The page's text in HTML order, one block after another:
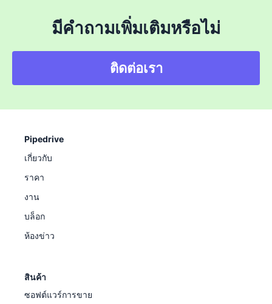
มีคำถามเพิ่มเติมหรือไม่
ติดต่อเรา
Pipedrive
เกี่ยวกับ
ราคา
งาน
บล็อก
ห้องข่าว
สินค้า
ซอฟต์แวร์การขาย